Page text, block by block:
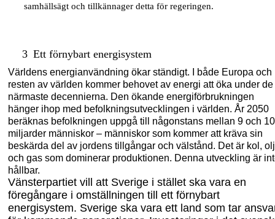
samhällsägt och tillkännager detta för regeringen.
3 Ett förnybart energisystem
Världens energianvändning ökar ständigt. I både Europa och
resten av världen kommer behovet av energi att öka under de
närmaste decennierna. Den ökande energiförbrukningen
hänger ihop med befolkningsutvecklingen i världen. År 2050
beräknas befolkningen uppgå till någonstans mellan 9 och 10
miljarder människor – människor som kommer att kräva sin
beskärda del av jordens tillgångar och välstånd. Det är kol,
och gas som dominerar produktionen. Denna utveckling är
hållbar.
Vänsterpartiet vill att Sverige i stället ska vara en
föregångare i omställningen till ett förnybart
energisystem. Sverige ska vara ett land som tar